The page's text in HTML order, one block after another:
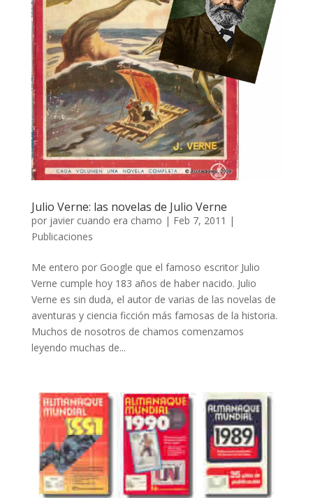
Julio Verne: las novelas de Julio Verne
por javier cuando era chamo | Feb 7, 2011 |
Publicaciones
Me entero por Google que el famoso escritor Julio
Verne cumple hoy 183 años de haber nacido. Julio
Verne es sin duda, el autor de varias de las novelas de
aventuras y ciencia ficción más famosas de la historia.
Muchos de nosotros de chamos comenzamos
leyendo muchas de...